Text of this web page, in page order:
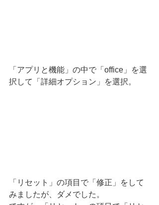
「アプリと機能」の中で「office」を選
択して「詳細オプション」を選択。
「リセット」の項目で「修正」をして
みましたが、ダメでした。